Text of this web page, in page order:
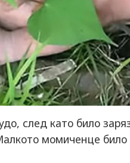
след като било
момиченце